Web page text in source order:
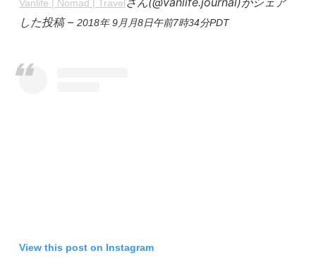
Vanlife | Nomad | Travel
した投稿 – 2018年 9月月8日午前7時34分PDT
View this post on Instagram